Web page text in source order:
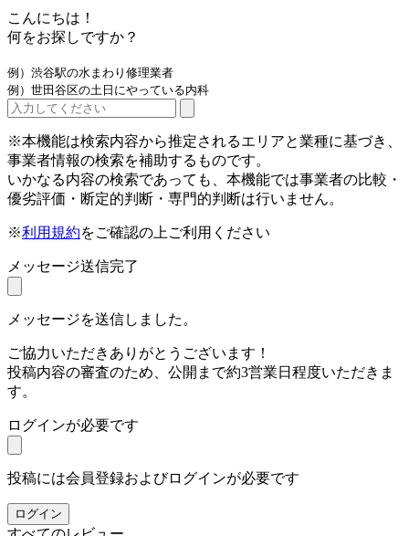
こんにちは！
何をお探しですか？
例）渋谷駅の水まわり修理業者
例）世田谷区の土日にやっている内科
※本機能は検索内容から推定されるエリアと業種に基づき、
事業者情報の検索を補助するものです。
いかなる内容の検索であっても、本機能では事業者の比較・
優劣評価・断定的判断・専門的判断は行いません。
※利用規約をご確認の上ご利用ください
メッセージ送信完了
メッセージを送信しました。
ご協力いただきありがとうございます！
投稿内容の審査のため、公開まで約3営業日程度いただきま
す。
ログインが必要です
投稿には会員登録およびログインが必要です
ログイン